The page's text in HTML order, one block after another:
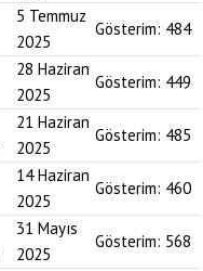
5 Temmuz
2025
Gösterim: 484
28 Haziran
2025
Gösterim: 449
21 Haziran
2025
Gösterim: 485
14 Haziran
2025
Gösterim: 460
31 Mayıs
2025
Gösterim: 568